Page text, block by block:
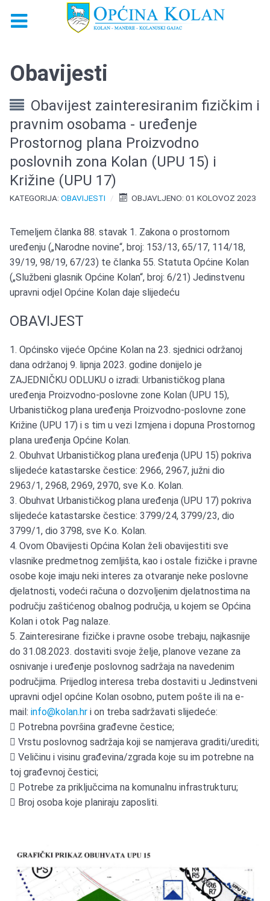
Obavijesti
Obavijest zainteresiranim fizičkim i
pravnim osobama - uređenje
Prostornog plana Proizvodno
poslovnih zona Kolan (UPU 15) i
Križine (UPU 17)
KATEGORIJA:OBAVIJESTI OBJAVLJENO: 01 KOLOVOZ 2023
Temeljem članka 88. stavak 1. Zakona o prostornom
uređenju („Narodne novine“, broj: 153/13, 65/17, 114/18,
39/19, 98/19, 67/23) te članka 55. Statuta Općine Kolan
(„Službeni glasnik Općine Kolan“, broj: 6/21) Jedinstvenu
upravni odjel Općine Kolan daje slijedeću
OBAVIJEST
1. Općinsko vijeće Općine Kolan na 23. sjednici održanoj
dana održanoj 9. lipnja 2023. godine donijelo je
ZAJEDNIČKU ODLUKU o izradi: Urbanističkog plana
uređenja Proizvodno-poslovne zone Kolan (UPU 15),
Urbanističkog plana uređenja Proizvodno-poslovne zone
Križine (UPU 17) i s tim u vezi Izmjena i dopuna Prostornog
plana uređenja Općine Kolan.
2. Obuhvat Urbanističkog plana uređenja (UPU 15) pokriva
slijedeće katastarske čestice: 2966, 2967, južni dio
2963/1, 2968, 2969, 2970, sve K.o. Kolan.
3. Obuhvat Urbanističkog plana uređenja (UPU 17) pokriva
slijedeće katastarske čestice: 3799/24, 3799/23, dio
3799/1, dio 3798, sve K.o. Kolan.
4. Ovom Obavijesti Općina Kolan želi obavijestiti sve
vlasnike predmetnog zemljišta, kao i ostale fizičke i pravne
osobe koje imaju neki interes za otvaranje neke poslovne
djelatnosti, vodeći računa o dozvoljenim djelatnostima na
području zaštićenog obalnog područja, u kojem se Općina
Kolan i otok Pag nalaze.
5. Zainteresirane fizičke i pravne osobe trebaju, najkasnije
do 31.08.2023. dostaviti svoje želje, planove vezane za
osnivanje i uređenje poslovnog sadržaja na navedenim
područjima. Prijedlog interesa treba dostaviti u Jedinstveni
upravni odjel općine Kolan osobno, putem pošte ili na e-
mail:info@kolan.hr i on treba sadržavati slijedeće:
 Potrebna površina građevne čestice;
 Vrstu poslovnog sadržaja koji se namjerava graditi/urediti;
 Veličinu i visinu građevina/zgrada koje su im potrebne na
toj građevnoj čestici;
 Potrebe za priključcima na komunalnu infrastrukturu;
 Broj osoba koje planiraju zaposliti.